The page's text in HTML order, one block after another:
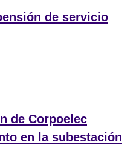
de servicio
de Corpoelec
en la subestación